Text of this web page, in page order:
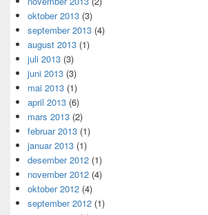
oktober 2013 (3)
september 2013 (4)
august 2013 (1)
juli 2013 (3)
juni 2013 (3)
mai 2013 (1)
april 2013 (6)
mars 2013 (2)
februar 2013 (1)
januar 2013 (1)
desember 2012 (1)
november 2012 (4)
oktober 2012 (4)
september 2012 (1)